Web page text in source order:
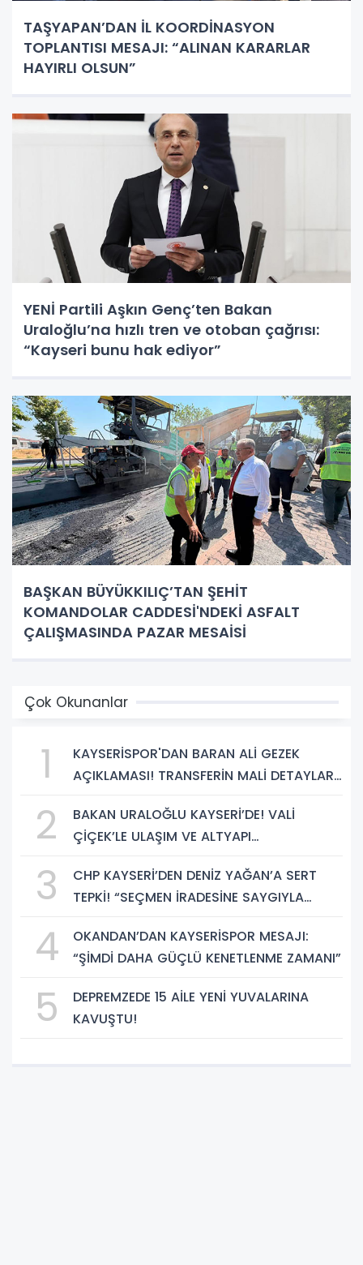
TAŞYAPAN’DAN İL KOORDİNASYON
TOPLANTISI MESAJI: “ALINAN KARARLAR
HAYIRLI OLSUN”
YENİ Partili Aşkın Genç’ten Bakan
Uraloğlu’na hızlı tren ve otoban çağrısı:
“Kayseri bunu hak ediyor”
BAŞKAN BÜYÜKKILIÇ’TAN ŞEHİT
KOMANDOLAR CADDESİ'NDEKİ ASFALT
ÇALIŞMASINDA PAZAR MESAİSİ
Çok Okunanlar
1
KAYSERİSPOR'DAN BARAN ALİ GEZEK
AÇIKLAMASI! TRANSFERİN MALİ DETAYLARI
2
BAKAN URALOĞLU KAYSERİ’DE! VALİ
ÇİÇEK’LE ULAŞIM VE ALTYAPI
3
CHP KAYSERİ’DEN DENİZ YAĞAN’A SERT
TEPKİ! “SEÇMEN İRADESİNE SAYGIYLA
4
OKANDAN’DAN KAYSERİSPOR MESAJI:
“ŞİMDİ DAHA GÜÇLÜ KENETLENME ZAMANI”
5
DEPREMZEDE 15 AİLE YENİ YUVALARINA
KAVUŞTU!